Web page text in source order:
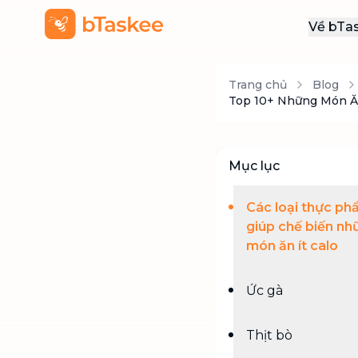
Về
Trang chủ Blog
Top 10+ Những Món
Mục lục
Các loại thực
giúp chế biến
món ăn ít calo
Ức gà
Thịt bò